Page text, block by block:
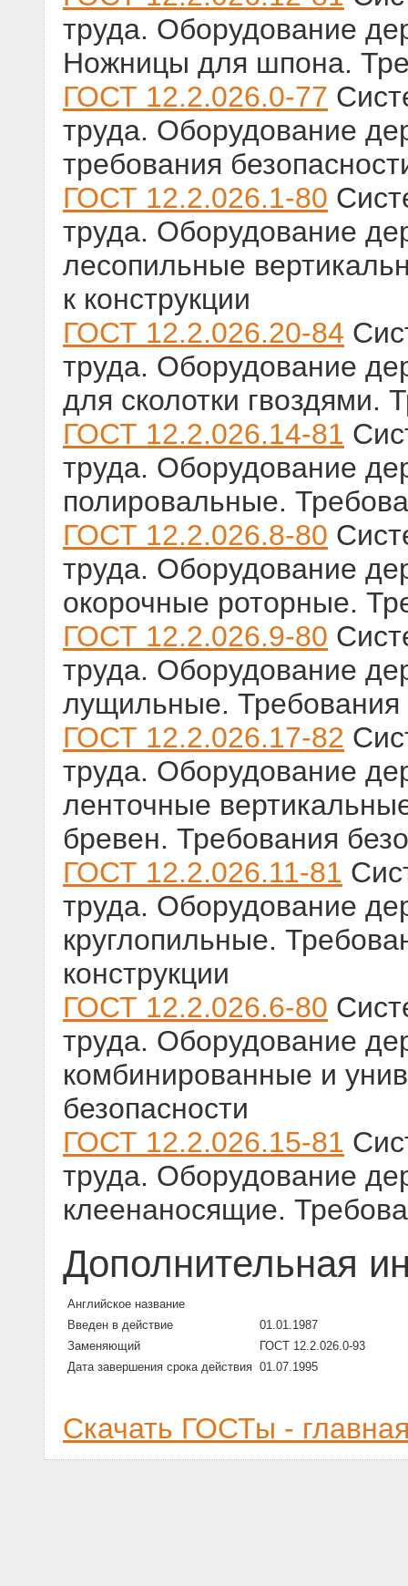
труда. Оборудование
Ножницы для шпона.
ГОСТ 12.2.026.0-77
труда. Оборудование
требования
ГОСТ 12.2.026.1-80
труда. Оборудование
лесопильные
к конструкции
ГОСТ 12.2.026.20-84
труда. Оборудование
для сколотки гвоздями.
ГОСТ 12.2.026.14-81
труда. Оборудование
полировальные.
ГОСТ 12.2.026.8-80
труда. Оборудование
окорочные роторные.
ГОСТ 12.2.026.9-80
труда. Оборудование
лущильные. Требования
ГОСТ 12.2.026.17-82
труда. Оборудование
ленточные
бревен. Требования
ГОСТ 12.2.026.11-81
труда. Оборудование
круглопильные.
конструкции
ГОСТ 12.2.026.6-80
труда. Оборудование
комбинированные и
безопасности
ГОСТ 12.2.026.15-81
труда. Оборудование
клеенаносящие.
Дополнительная
Английское название
Введен в действие
01.01.1987
Заменяющий
ГОСТ 12.2.026.0-93
Дата завершения срока действия 01.07.1995
Скачать ГОСТы -